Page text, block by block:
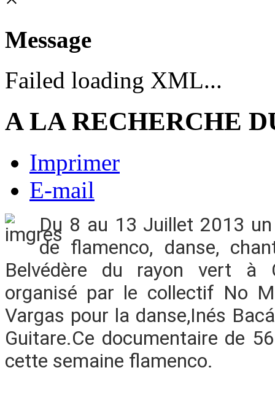
Message
Failed loading XML...
A LA RECHERCHE
Imprimer
E-mail
Du 8 au 13 Juillet 2013
de flamenco, danse,
Belvédère du rayon vert à
organisé par le collectif No
Vargas pour la danse,Inés
Guitare.Ce documentaire de
cette semaine flamenco.